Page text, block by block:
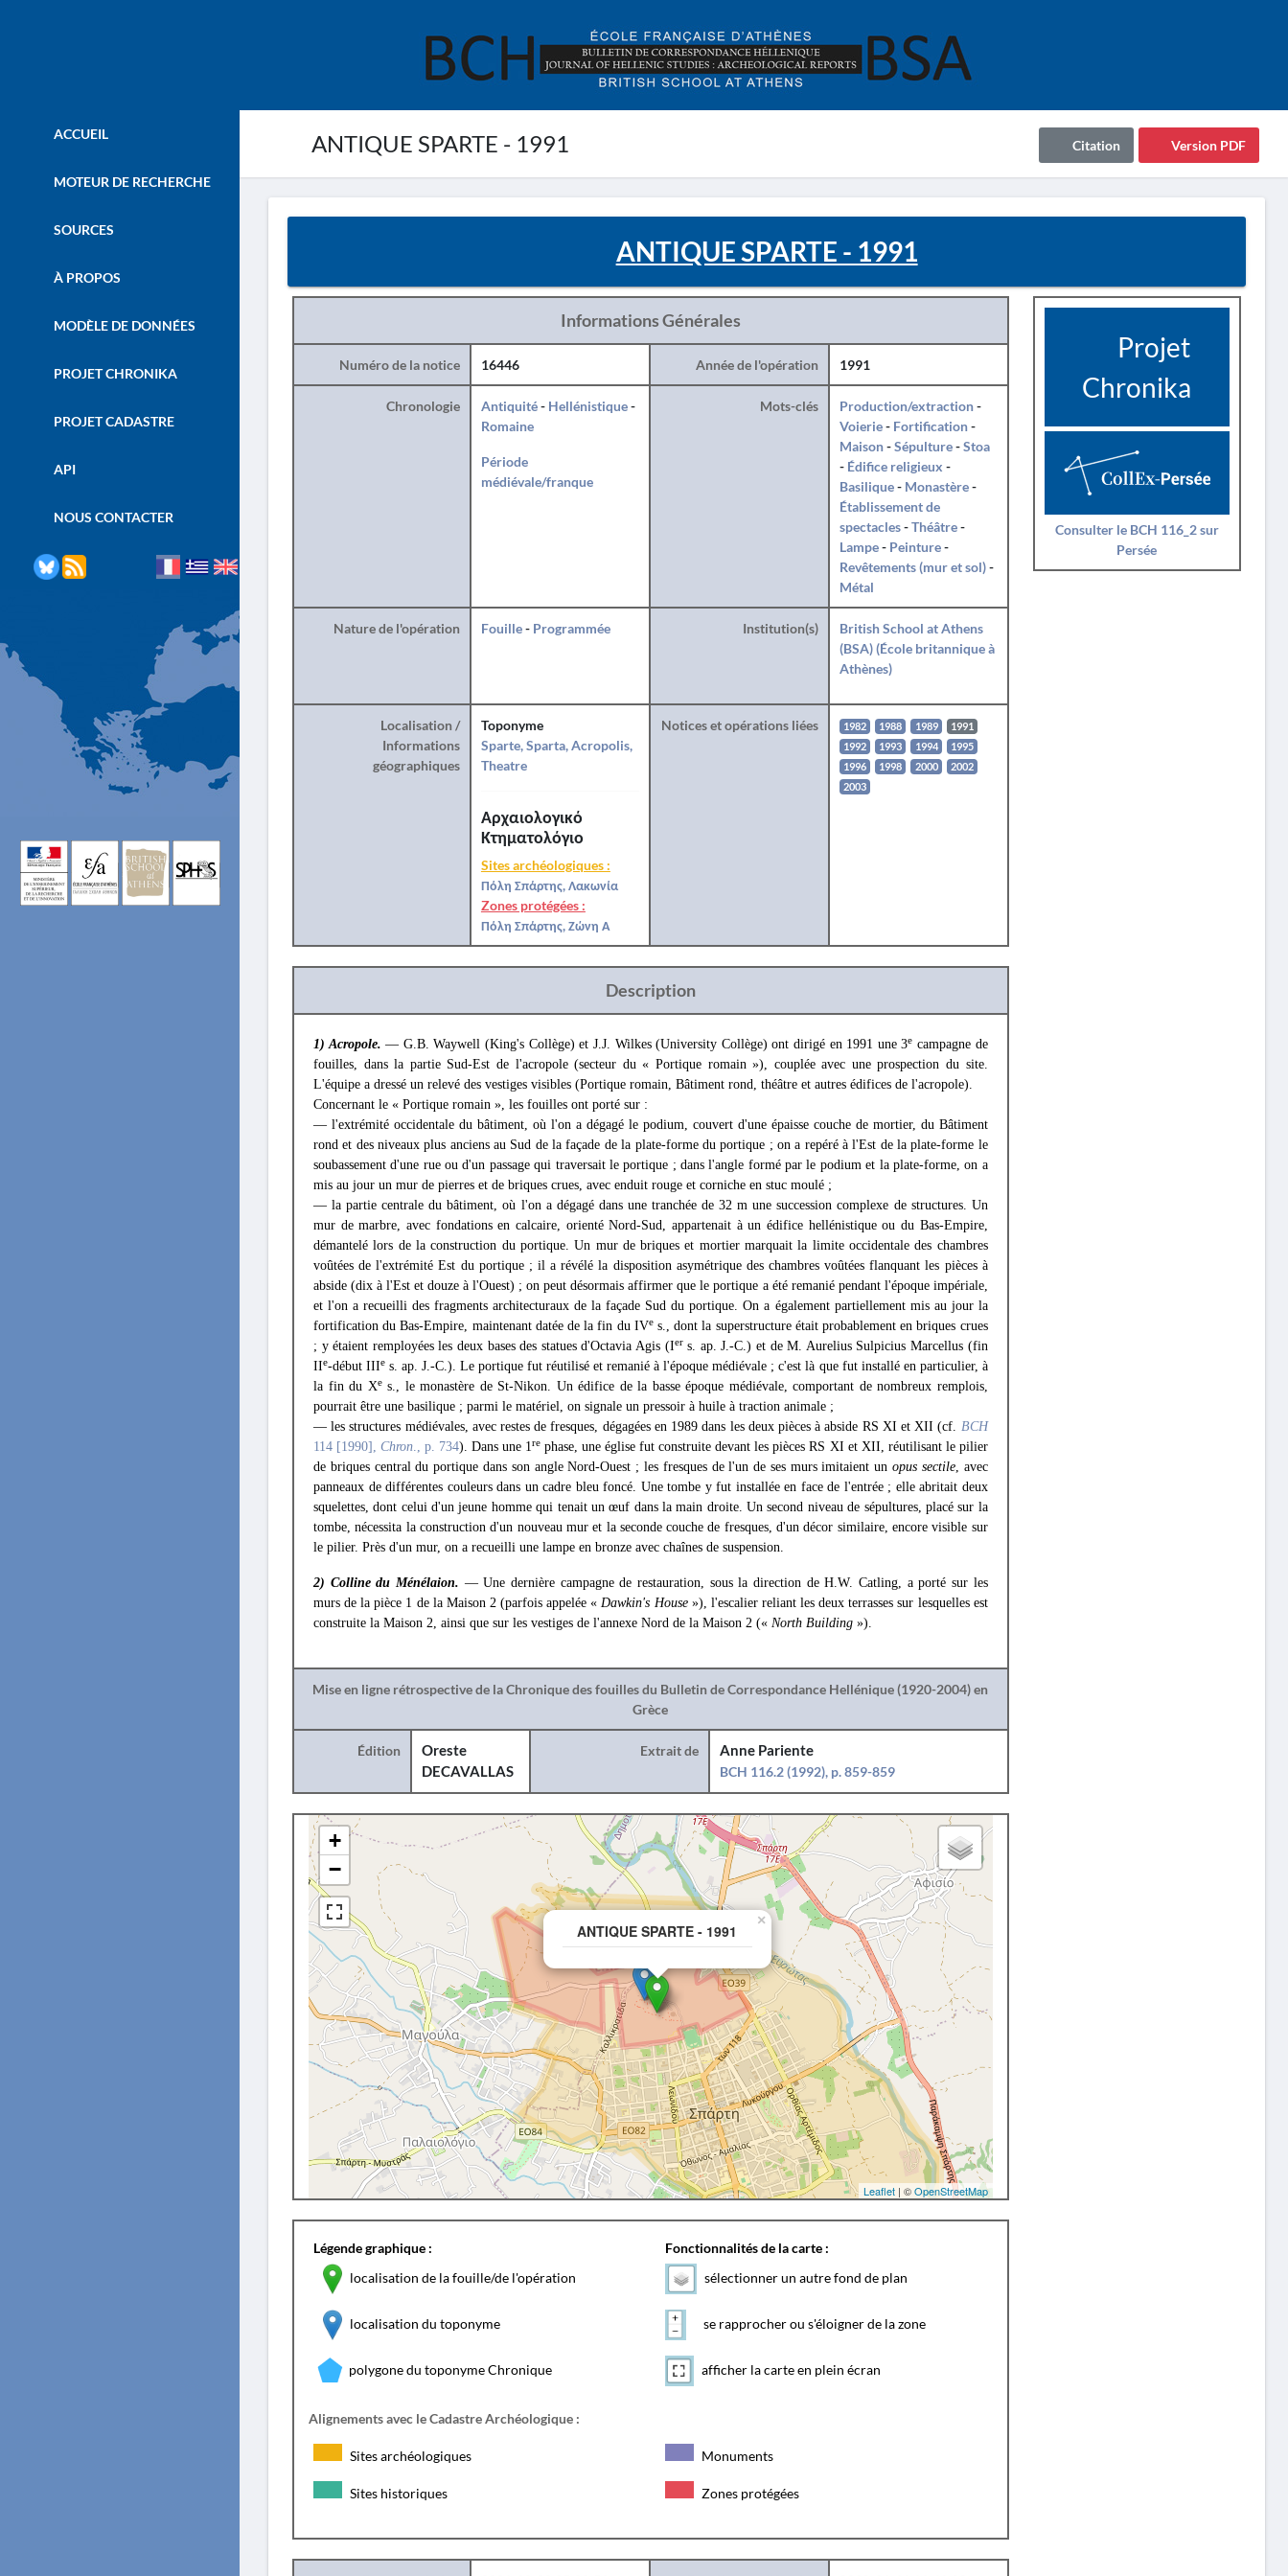
ANTIQUE SPARTE - 1991 Version PDF
Citation
ACCUEIL
MOTEUR DE RECHERCHE
SOURCES
À PROPOS
MODÈLE DE DONNÉES
PROJET CHRONIKA
PROJET CADASTRE
API
NOUS CONTACTER
ANTIQUE SPARTE - 1991
Informations Générales
Numéro de la notice 16446 Année de l'opération 1991
Chronologie Antiquité- Hellénistique-
Romaine
Période
médiévale/franque
Mots-clés Production/extraction-
Voierie- Fortification-
Maison-Sépulture-Stoa
- Édifice religieux -
Basilique- Monastère-
Établissement de
spectacles-Théâtre-
Lampe- Peinture-
Revêtements (mur et sol)-
Métal
Nature de l'opération Fouille- Programmée Institution(s)
British School at Athens
(BSA) (École britannique à
Athènes)
Localisation /
Informations
géographiques
Toponyme
Sparte, Sparta, Acropolis,
Theatre
Αρχαιολογικό
Κτηματολόγιο
Sites archéologiques :
Πόλη Σπάρτης, Λακωνία
Zones protégées :
Πόλη Σπάρτης, Ζώνη Α
Notices et opérations liées 1982 1988 1989
1991
1992
1993 1994
1995
1996
1998 2000
2002
2003
Description
1) Acropole. — G.B. Waywell (King's Collège) et J.J. Wilkes (University Collège) ont dirigé en 1991 une 3e campagne de
fouilles, dans la partie Sud-Est de l'acropole (secteur du « Portique romain »), couplée avec une prospection du site.
L'équipe a dressé un relevé des vestiges visibles (Portique romain, Bâtiment rond, théâtre et autres édifices de l'acropole).
Concernant le « Portique romain », les fouilles ont porté sur :
— l'extrémité occidentale du bâtiment, où l'on a dégagé le podium, couvert d'une épaisse couche de mortier, du Bâtiment
rond et des niveaux plus anciens au Sud de la façade de la plate-forme du portique ; on a repéré à l'Est de la plate-forme le
soubassement d'une rue ou d'un passage qui traversait le portique ; dans l'angle formé par le podium et la plate-forme, on a
mis au jour un mur de pierres et de briques crues, avec enduit rouge et corniche en stuc moulé ;
— la partie centrale du bâtiment, où l'on a dégagé dans une tranchée de 32 m une succession complexe de structures. Un
mur de marbre, avec fondations en calcaire, orienté Nord-Sud, appartenait à un édifice hellénistique ou du Bas-Empire,
démantelé lors de la construction du portique. Un mur de briques et mortier marquait la limite occidentale des chambres
voûtées de l'extrémité Est du portique ; il a révélé la disposition asymétrique des chambres voûtées flanquant les pièces à
abside (dix à l'Est et douze à l'Ouest) ; on peut désormais affirmer que le portique a été remanié pendant l'époque impériale,
et l'on a recueilli des fragments architecturaux de la façade Sud du portique. On a également partiellement mis au jour la
fortification du Bas-Empire, maintenant datée de la fin du IVes., dont la superstructure était probablement en briques crues
; y étaient remployées les deux bases des statues d'Octavia Agis (Iers. ap. J.-C.) et de M. Aurelius Sulpicius Marcellus (fin
IIe-début IIIe s. ap. J.-C.). Le portique fut réutilisé et remanié à l'époque médiévale ; c'est là que fut installé en particulier, à
la fin du Xes., le monastère de St-Nikon. Un édifice de la basse époque médiévale, comportant de nombreux remplois,
pourrait être une basilique ; parmi le matériel, on signale un pressoir à huile à traction animale ;
— les structures médiévales, avec restes de fresques, dégagées en 1989 dans les deux pièces à abside RS XI et XII (cf. BCH
114 [1990],Chron., p. 734). Dans une 1re phase, une église fut construite devant les pièces RS XI et XII, réutilisant le pilier
de briques central du portique dans son angle Nord-Ouest ; les fresques de l'un de ses murs imitaient unopus sectile, avec
panneaux de différentes couleurs dans un cadre bleu foncé. Une tombe y fut installée en face de l'entrée ; elle abritait deux
squelettes, dont celui d'un jeune homme qui tenait un œuf dans la main droite. Un second niveau de sépultures, placé sur la
tombe, nécessita la construction d'un nouveau mur et la seconde couche de fresques, d'un décor similaire, encore visible sur
le pilier. Près d'un mur, on a recueilli une lampe en bronze avec chaînes de suspension.
2) Colline du Ménélaion. — Une dernière campagne de restauration, sous la direction de H.W. Catling, a porté sur les
murs de la pièce 1 de la Maison 2 (parfois appelée «Dawkin's House»), l'escalier reliant les deux terrasses sur lesquelles est
construite la Maison 2, ainsi que sur les vestiges de l'annexe Nord de la Maison 2 (« North Building »).
Mise en ligne rétrospective de la Chronique des fouilles du Bulletin de Correspondance Hellénique (1920-2004) en
Grèce
Édition
Oreste
DECAVALLAS
Extrait de
Anne Pariente
BCH 116.2 (1992), p. 859-859
ANTIQUE SPARTE - 1991
×
+
−
Leaflet| ©OpenStreetMap
Légende graphique :
localisation de la fouille/de l'opération
localisation du toponyme
polygone du toponyme Chronique
Fonctionnalités de la carte :
sélectionner un autre fond de plan
se rapprocher ou s'éloigner de la zone
afficher la carte en plein écran
Alignements avec le Cadastre Archéologique :
Sites archéologiques Monuments
Sites historiques Zones protégées
Projet
Chronika
Consulter le BCH 116_2 sur
Persée